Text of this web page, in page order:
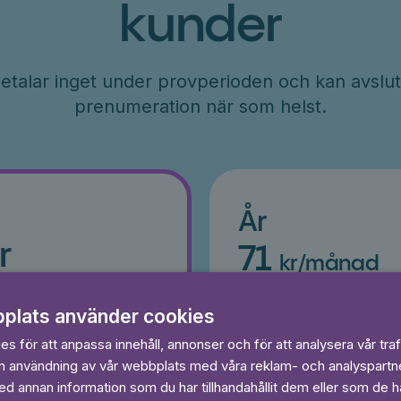
kunder
inget under provperioden och kan
prenumeration när som helst.
dagar gratis
År
71 kr/månad
Ingen bindningstid
använder cookies
för att anpassa innehåll, annonser och för att analysera vår
användning av vår webbplats med våra reklam- och
annan information som du har tillhandahållit dem eller som de